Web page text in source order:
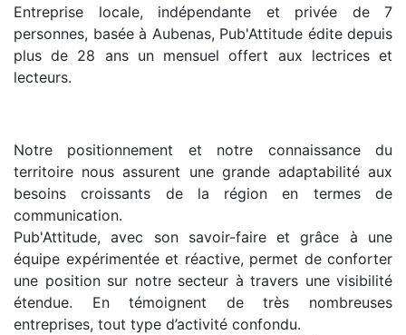
Entreprise locale, indépendante et privée de 7
personnes, basée à Aubenas, Pub'Attitude édite depuis
plus de 28 ans un mensuel offert aux lectrices et
lecteurs.
Notre positionnement et notre connaissance du
territoire nous assurent une grande adaptabilité aux
besoins croissants de la région en termes de
communication.
Pub'Attitude, avec son savoir-faire et grâce à une
équipe expérimentée et réactive, permet de conforter
une position sur notre secteur à travers une visibilité
étendue. En témoignent de très nombreuses
entreprises, tout type d’activité confondu.